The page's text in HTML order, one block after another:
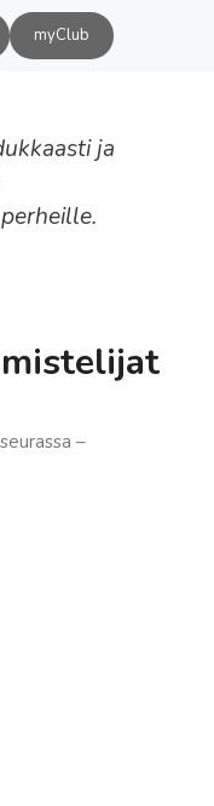
myClub
ja
–